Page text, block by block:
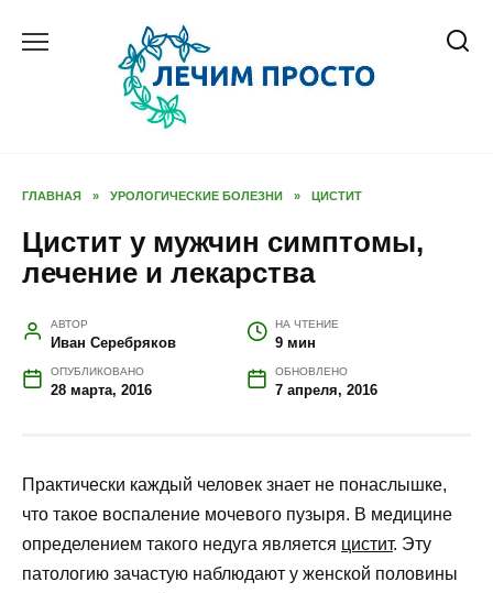
ГЛАВНАЯ » УРОЛОГИЧЕСКИЕ БОЛЕЗНИ » ЦИСТИТ
Цистит у мужчин симптомы,
лечение и лекарства
АВТОР
Иван Серебряков
НА ЧТЕНИЕ
9 мин
ОПУБЛИКОВАНО
28 марта, 2016
ОБНОВЛЕНО
7 апреля, 2016
Практически каждый человек знает не понаслышке,
что такое воспаление мочевого пузыря. В медицине
определением такого недуга является цистит. Эту
патологию зачастую наблюдают у женской половины